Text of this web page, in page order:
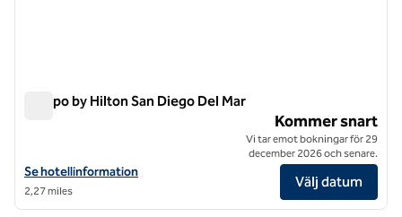
Tempo by Hilton San Diego Del Mar
Visa hotelluppgifter för Tempo by Hilton San Diego Del Mar
Se hotellinformation
2,27 miles
Kommer snart
Vi tar emot bokningar för 29
december 2026 och senare.
Välj datum
1/12